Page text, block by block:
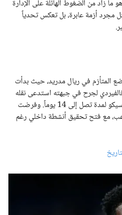
زاد من الضغوط الهائلة على الإدارة
مجرد أزمة عابرة، بل تعكس تحدياً
المتأزم في ريال مدريد، حيث بدأت
لجرح في جبهته استدعى نقله
للمستشفى، وأكد النادي لاحقاً إصابته بارتجاج بسيط في المخ يستوجب غيابه عن الكلاسيكو لمدة تصل إلى 14 يوماً. وفرضت
مالية ضخمة بلغت 500 ألف يورو على كل لاعب، مع فتح تحقيق أنشطة داخلي رغم